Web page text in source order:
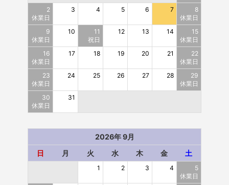
2
休業日
3 4 5 6 7
8
休業日
9
休業日
10
11
祝日
12 13 14
15
休業日
16
休業日
17 18 19 20 21
22
休業日
23
休業日
24 25 26 27 28
29
休業日
30
休業日
31
2026年 9月
日
月 火 水 木 金 土
1 2 3 4
5
休業日